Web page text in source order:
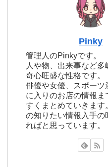
Pinky
管理人のPinkyです。
人や物、出来事など多
奇心旺盛な性格です。
俳優や女優、スポーツ
に入りのお店の情報ま
すくまとめていきます
の知りたい情報入手の
ればと思っています。